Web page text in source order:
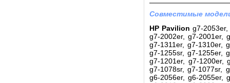
Совместимые
HP Pavilion g7-
g7-2002er, g7-2001er,
g7-1311er, g7-1310er,
g7-1255sr, g7-1255er,
g7-1201er, g7-1200er,
g7-1078sr, g7-1077sr,
g6-2056er, g6-2055er,